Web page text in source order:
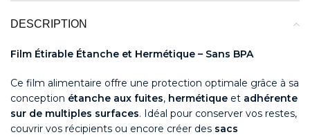
DESCRIPTION
Film Étirable Étanche et Hermétique – Sans BPA
Ce film alimentaire offre une protection optimale grâce à sa
conception étanche aux fuites, hermétique et adhérente
sur de multiples surfaces. Idéal pour conserver vos restes,
couvrir vos récipients ou encore créer des sacs